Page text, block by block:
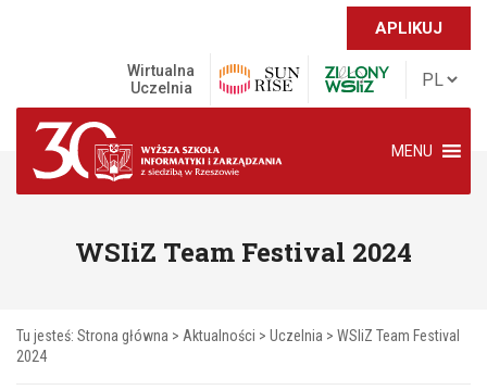
APLIKUJ
Wirtualna
Uczelnia
MENU
WSIiZ Team Festival 2024
Tu jesteś: Strona główna > Aktualności > Uczelnia > WSIiZ Team Festival
2024